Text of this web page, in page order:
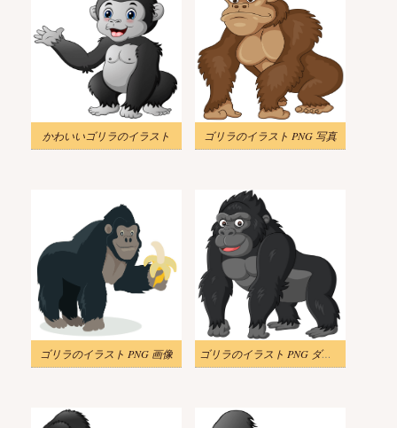
かわいいゴリラのイラスト ゴリラのイラスト PNG 写真
ゴリラのイラスト PNG 画像 ゴリラのイラスト PNG ダウンロード